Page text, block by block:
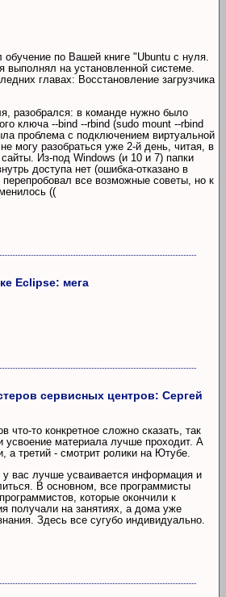
по Вашей книге "Ubuntu с нуля.
выполнял на установленной системе.
главах: Восстановление загрузчика
разобрался: в команде нужно было
ключа --bind --rbind (sudo mount --rbind
проблема с подключением виртуальной
могу разобраться уже 2-й день, читая, в
Из-под Windows (и 10 и 7) папки
доступа нет (ошибка-отказано в
все возможные советы, но к
((
Eclipse: мега
сервисных центров: Сергей
что-то конкретное сложно сказать, так
усвоение материала лучше проходит. А
а третий - смотрит ролики на Ютубе.
вас лучше усваивается информация и
В основном, все программисты
которые окончили к
получали на занятиях, а дома уже
Здесь все сугубо индивидуально.